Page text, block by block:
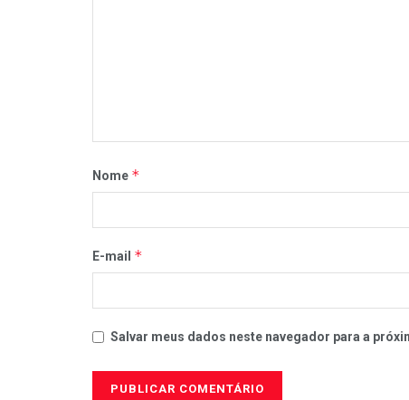
Nome *
E-mail *
Salvar meus dados neste navegador para a